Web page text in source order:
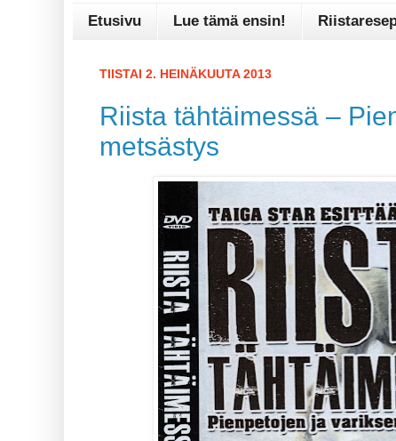
Etusivu Lue tämä ensin!
TIISTAI 2. HEINÄKUUTA 2013
Riista tähtäimessä –
metsästys